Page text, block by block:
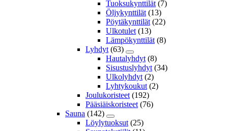
Tuoksukynttilät (7)
Öljykynttilät (13)
Pöytäkynttilät (22)
Ulkotulet (13)
Lämpökynttilät (8)
Lyhdyt (63)
Hautalyhdyt (8)
Sisustuslyhdyt (34)
Ulkolyhdyt (2)
Lyhtykoukut (2)
Joulukoristeet (192)
Pääsiäiskoristeet (76)
Sauna (142)
Löylytuoksut (25)